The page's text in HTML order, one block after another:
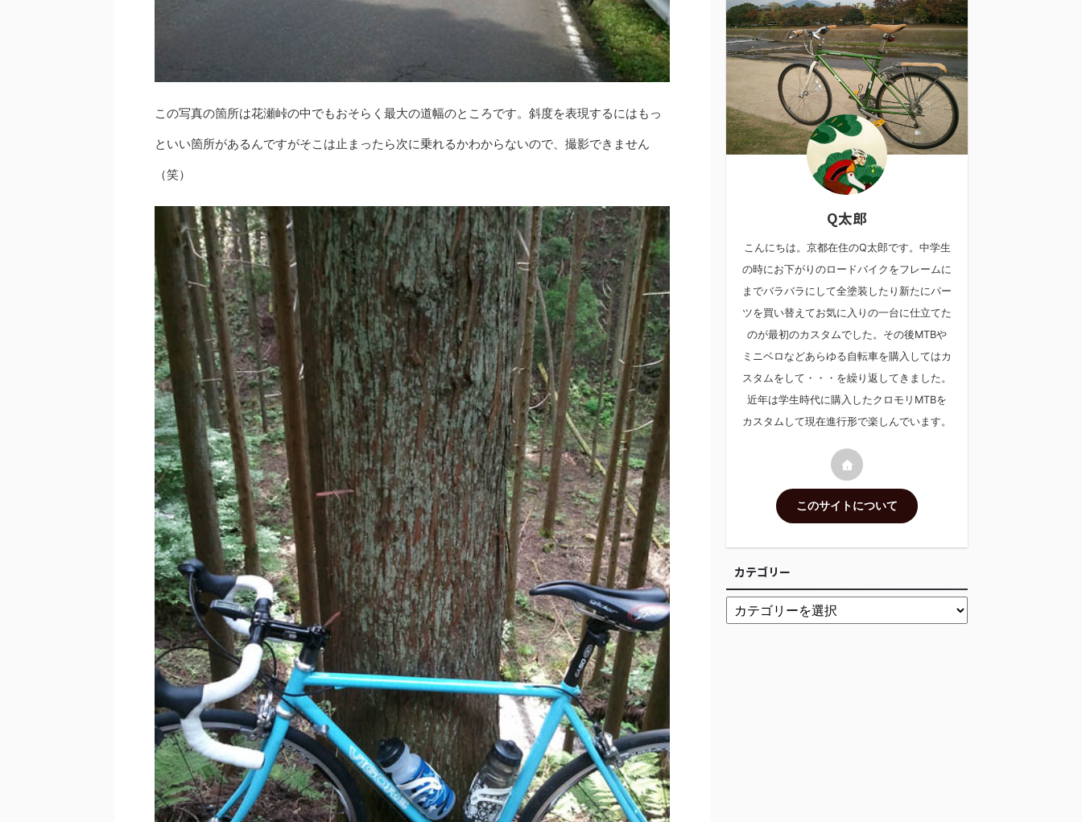
この写真の箇所は花瀬峠の中でもおそらく最大の道幅のところです。斜度を表現するにはもっ
といい箇所があるんですがそこは止まったら次に乗れるかわからないので、撮影できません
（笑）
Q太郎
こんにちは。京都在住のQ太郎です。中学生
の時にお下がりのロードバイクをフレームに
までバラバラにして全塗装したり新たにパー
ツを買い替えてお気に入りの一台に仕立てた
のが最初のカスタムでした。その後MTBや
ミニベロなどあらゆる自転車を購入してはカ
スタムをして・・・を繰り返してきました。
近年は学生時代に購入したクロモリMTBを
カスタムして現在進行形で楽しんでいます。
このサイトについて
カテゴリー